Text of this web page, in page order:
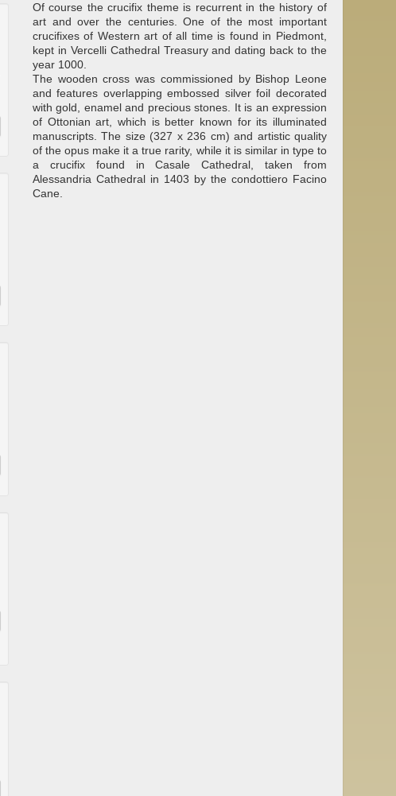
Of course the crucifix theme is recurrent in the history of
art and over the centuries. One of the most important
crucifixes of Western art of all time is found in Piedmont,
kept in Vercelli Cathedral Treasury and dating back to the
year 1000.
The wooden cross was commissioned by Bishop Leone
and features overlapping embossed silver foil decorated
with gold, enamel and precious stones. It is an expression
of Ottonian art, which is better known for its illuminated
manuscripts. The size (327 x 236 cm) and artistic quality
of the opus make it a true rarity, while it is similar in type to
a crucifix found in Casale Cathedral, taken from
Alessandria Cathedral in 1403 by the condottiero Facino
Cane.